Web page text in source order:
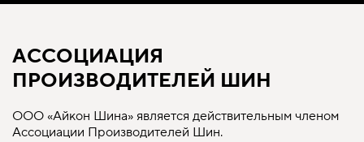
АССОЦИАЦИЯ
ПРОИЗВОДИТЕЛЕЙ ШИН
ООО «Айкон Шина» является действительным членом
Ассоциации Производителей Шин.